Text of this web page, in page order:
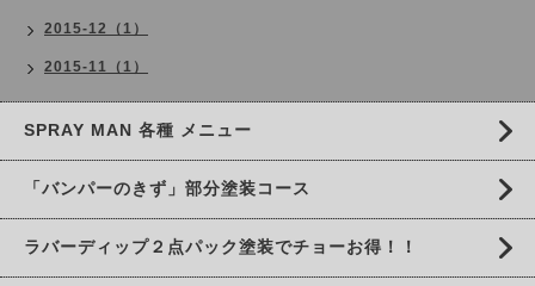
2015-12（1）
2015-11（1）
SPRAY MAN 各種 メニュー
「バンパーのきず」部分塗装コース
ラバーディップ２点パック塗装でチョーお得！！